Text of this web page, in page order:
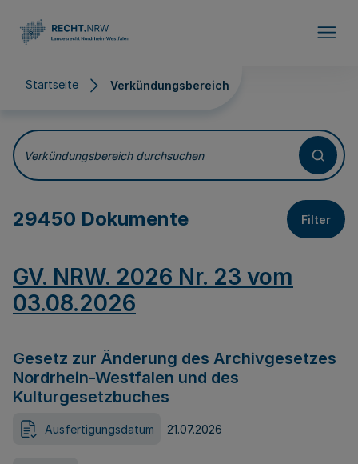
Startseite Verkündungsbereich
Verkündungsbereich
Verkündungsbereich durchsuchen
29450 Dokumente Filter
GV. NRW. 2026 Nr. 23 vom
03.08.2026
Gesetz zur Änderung des Archivgesetzes
Nordrhein-Westfalen und des
Kulturgesetzbuches
Ausfertigungsdatum 21.07.2026